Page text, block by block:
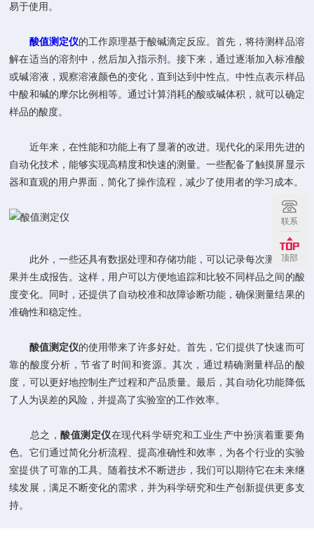
易于使用。
酸值测定仪的工作原理基于酸碱滴定反应。首先，将待测样品溶
解在适当的溶剂中，然后加入指示剂。接下来，通过逐渐加入标准酸
或碱溶液，观察溶液颜色的变化，直到达到中性点。中性点表示样品
中酸和碱的摩尔比例相等。通过计算消耗的酸或碱体积，就可以确定
样品的酸度。
近年来，在性能和功能上有了显著的改进。现代化的采用先进的
自动化技术，能够实现高精度和快速的测量。一些配备了触摸屏显示
器和直观的用户界面，简化了操作流程，减少了使用者的学习成本。
此外，一些还具有数据处理和存储功能，可以记录每次测量的结
果并生成报告。这样，用户可以方便地追踪和比较不同样品之间的酸
度变化。同时，还提供了自动校准和故障诊断功能，确保测量结果的
准确性和稳定性。
酸值测定仪的使用带来了许多好处。首先，它们提供了快速而可
靠的酸度分析，节省了时间和资源。其次，通过精确测量样品的酸
度，可以更好地控制生产过程和产品质量。最后，其自动化功能降低
了人为误差的风险，并提高了实验室的工作效率。
总之，酸值测定仪在现代科学研究和工业生产中扮演着重要角
色。它们通过简化分析流程、提高准确性和效率，为各个行业的实验
室提供了可靠的工具。随着技术不断进步，我们可以期待它在未来继
续发展，满足不断变化的需求，并为科学研究和生产创新提供更多支
持。
联系
顶部